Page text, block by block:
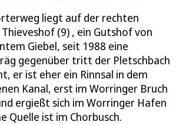
liegt auf der rechten
(9) , ein Gutshof von
Giebel, seit 1988 eine
gegenüber tritt der Pletschbach
er ist eher ein Rinnsal in dem
Kanal, erst im Worringer Bruch
ergießt sich im Worringer Hafen
Quelle ist im Chorbusch.